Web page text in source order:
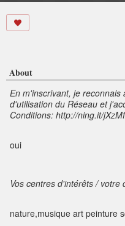
About
En m'inscrivant, je
d'utilisation du Réseau et
Conditions: http://ning.it/
oui
Vos centres d'intérêts / votre
nature,musique art peinture